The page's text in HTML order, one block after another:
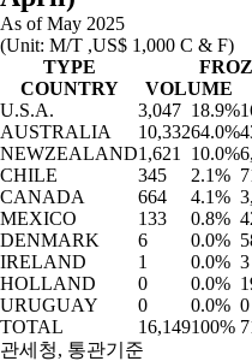
As of May 2025
(Unit: M/T ,US$ 1,000 C & F)
TYPE
COUNTRY
VOLUME
U.S.A.
3,047 18.9%
AUSTRALIA
10,33264.0%
NEWZEALAND1,621 10.0%
CHILE
345 2.1%
CANADA
664 4.1%
MEXICO
133 0.8%
DENMARK
6 0.0%
IRELAND
1 0.0% 3
HOLLAND
0 0.0%
URUGUAY
0 0.0% 0
TOTAL
16,149100%
관세청, 통관기준